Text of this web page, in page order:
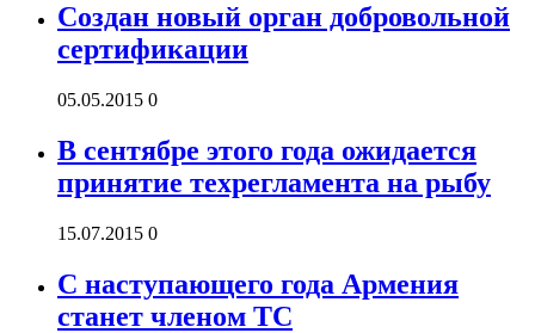
Создан новый орган добровольной
сертификации
05.05.2015 0
В сентябре этого года ожидается
принятие техрегламента на рыбу
15.07.2015 0
С наступающего года Армения
станет членом ТС